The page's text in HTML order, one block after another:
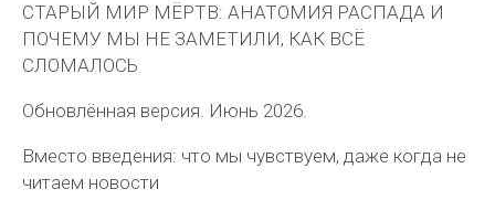
СТАРЫЙ МИР МЁРТВ: АНАТОМИЯ РАСПАДА И
ПОЧЕМУ МЫ НЕ ЗАМЕТИЛИ, КАК ВСЁ
СЛОМАЛОСЬ
Обновлённая версия. Июнь 2026.
Вместо введения: что мы чувствуем, даже когда не
читаем новости